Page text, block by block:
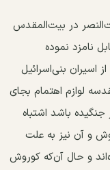
در بیت‌المقدس
نامزد نموده
اسیران بنی‌اسرائیل
لوازم اهتمام بجای
جنگیده باشد اشتباه
و آن نیز به علت
و حال آن‌که کوروش